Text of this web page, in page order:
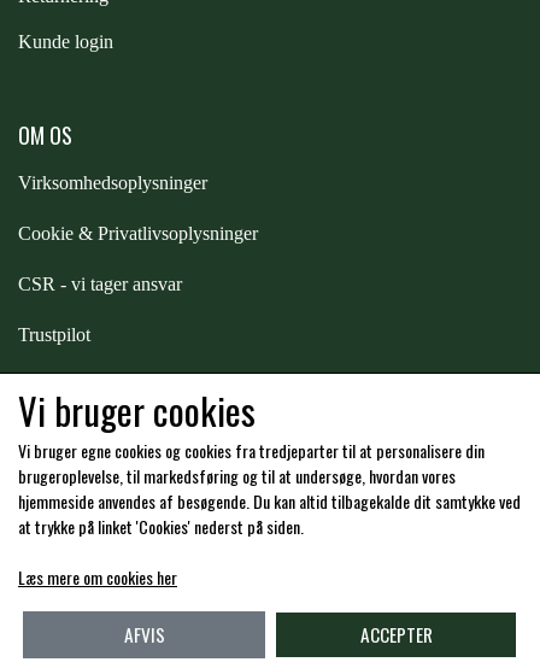
QHP -BRANDS OF Q
PREMIER EQUINE INSEKTBESKYTTELSE
Kunde login
OM OS
Virksomhedsoplysninger
Cookie & Privatlivsoplysninger
CSR - vi tager ansvar
Trustpilot
Hos os kan du betale med:
Vi bruger cookies
Vi bruger egne cookies og cookies fra tredjeparter til at personalisere din
brugeroplevelse, til markedsføring og til at undersøge, hvordan vores
hjemmeside anvendes af besøgende. Du kan altid tilbagekalde dit samtykke ved
at trykke på linket 'Cookies' nederst på siden.
Læs mere om cookies her
AFVIS ACCEPTER